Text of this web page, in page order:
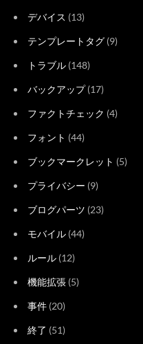
デバイス (13)
テンプレートタグ (9)
トラブル (148)
バックアップ(17)
ファクトチェック (4)
フォント (44)
ブックマークレット (5)
プライバシー (9)
ブログパーツ (23)
モバイル (44)
ルール (12)
機能拡張 (5)
事件 (20)
終了 (51)